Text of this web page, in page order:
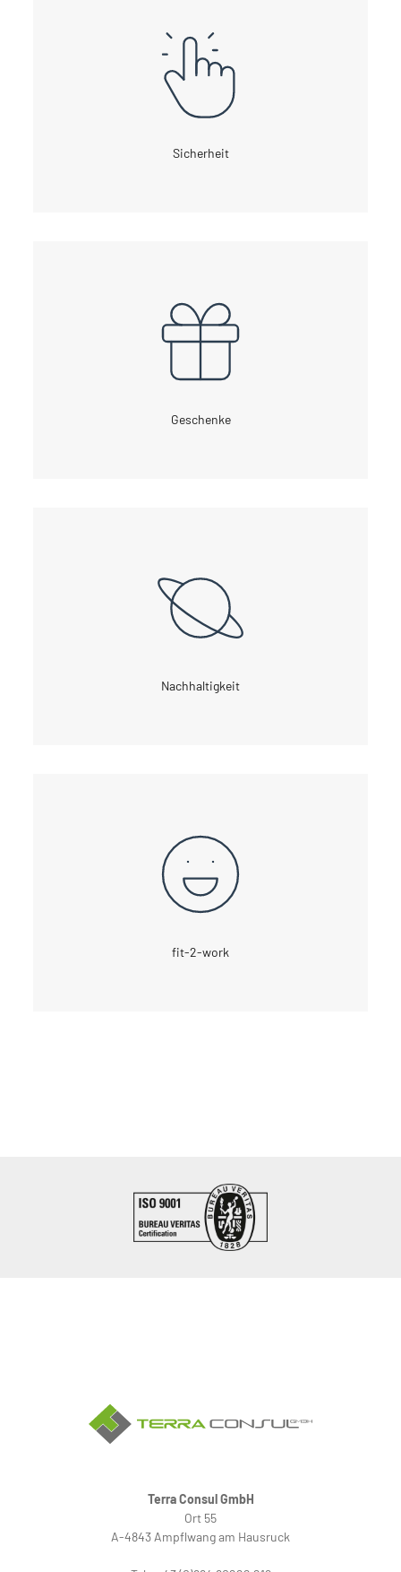
Sicherheit
Geschenke
Nachhaltigkeit
fit-2-work
Terra Consul GmbH
Ort 55
A-4843 Ampflwang am Hausruck